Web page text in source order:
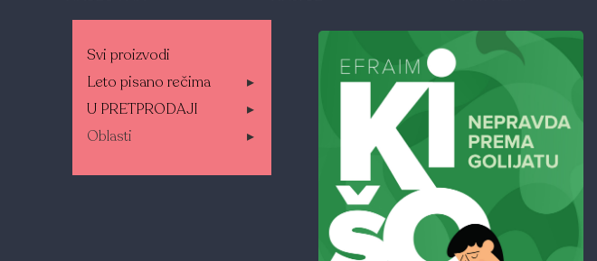
Svi proizvodi
Leto pisano rečima
▸
U PRETPRODAJI
▸
Oblasti
▸